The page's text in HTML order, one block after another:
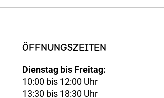
ÖFFNUNGSZEITEN
Dienstag bis Freitag:
10:00 bis 12:00 Uhr
13:30 bis 18:30 Uhr